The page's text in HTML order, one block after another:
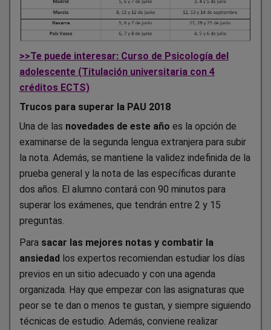
>>Te puede interesar: Curso de Psicología del
adolescente (Titulación universitaria con 4
créditos ECTS)
Trucos para superar la PAU 2018
Una de las novedades de este año es la opción de
examinarse de la segunda lengua extranjera para subir
la nota. Además, se mantiene la validez indefinida de la
prueba general y la nota de las específicas durante
dos años. El alumno contará con 90 minutos para
superar los exámenes, que tendrán entre 2 y 15
preguntas.
Para sacar las mejores notas y combatir la
ansiedad los expertos recomiendan estudiar los días
previos en un sitio adecuado y con una agenda
organizada. Hay que empezar con las asignaturas que
peor se te dan o menos te gustan, y siempre siguiendo
técnicas de estudio. Además, conviene realizar